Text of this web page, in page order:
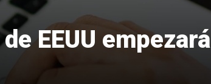
EEUU empezará